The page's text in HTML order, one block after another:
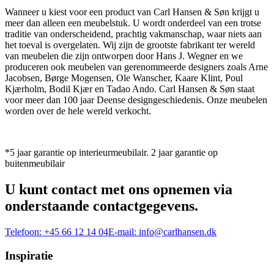
Wanneer u kiest voor een product van Carl Hansen & Søn krijgt u
meer dan alleen een meubelstuk. U wordt onderdeel van een trotse
traditie van onderscheidend, prachtig vakmanschap, waar niets aan
het toeval is overgelaten. Wij zijn de grootste fabrikant ter wereld
van meubelen die zijn ontworpen door Hans J. Wegner en we
produceren ook meubelen van gerenommeerde designers zoals Arne
Jacobsen, Børge Mogensen, Ole Wanscher, Kaare Klint, Poul
Kjærholm, Bodil Kjær en Tadao Ando. Carl Hansen & Søn staat
voor meer dan 100 jaar Deense designgeschiedenis. Onze meubelen
worden over de hele wereld verkocht.
*5 jaar garantie op interieurmeubilair. 2 jaar garantie op
buitenmeubilair
U kunt contact met ons opnemen via
onderstaande contactgegevens.
Telefoon: +45 66 12 14 04E-mail: info@carlhansen.dk
Inspiratie